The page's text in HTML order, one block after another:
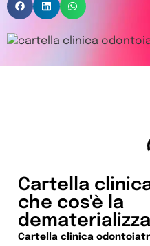
Cartella
che cos'è la
Cartella clinica